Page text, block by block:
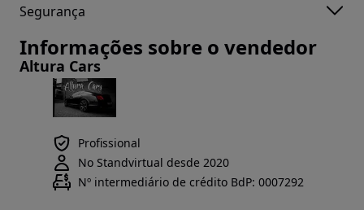
Segurança
Informações sobre o vendedor
Altura Cars
Profissional
No Standvirtual desde 2020
Nº intermediário de crédito BdP: 0007292